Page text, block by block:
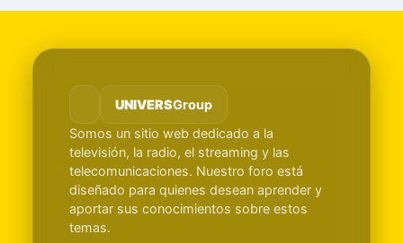
UNIVERSGroup
Somos un sitio web dedicado a la
televisión, la radio, el streaming y las
telecomunicaciones. Nuestro foro está
diseñado para quienes desean aprender y
aportar sus conocimientos sobre estos
temas.